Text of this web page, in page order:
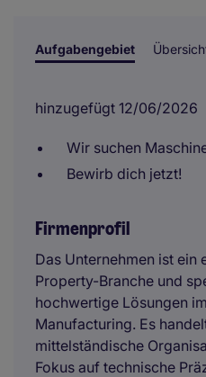
Aufgabengebiet
hinzugefügt 12/06/2026
Wir suchen
Bewirb dich jetzt!
Firmenprofil
Das Unternehmen ist
Property-Branche und
hochwertige Lösungen
Manufacturing. Es
mittelständische
Fokus auf technische